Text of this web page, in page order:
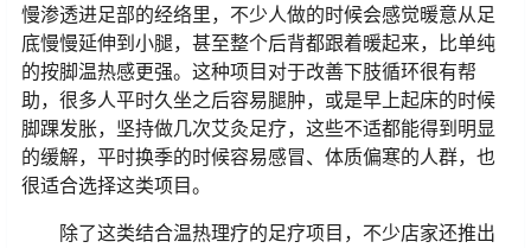
慢渗透进足部的经络里，不少人做的时候会感觉暖意从足
底慢慢延伸到小腿，甚至整个后背都跟着暖起来，比单纯
的按脚温热感更强。这种项目对于改善下肢循环很有帮
助，很多人平时久坐之后容易腿肿，或是早上起床的时候
脚踝发胀，坚持做几次艾灸足疗，这些不适都能得到明显
的缓解，平时换季的时候容易感冒、体质偏寒的人群，也
很适合选择这类项目。
除了这类结合温热理疗的足疗项目，不少店家还推出